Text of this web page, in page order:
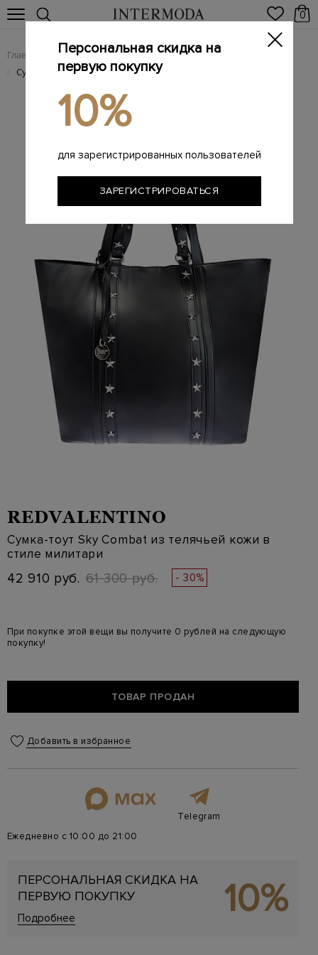
0
Главная Женщинам / Женские сумки из натуральной кожи
/ Сумка-тоут Sky Combat из телячьей кожи в стиле милитари
REDVALENTINO
Сумка-тоут Sky Combat из телячьей кожи в
стиле милитари
42 910 руб. 61 300 руб. - 30%
При покупке этой вещи вы получите 0 рублей на следующую
покупку!
ТОВАР ПРОДАН
Добавить в избранное
Telegram
Ежедневно с 10:00 до 21:00
ПЕРСОНАЛЬНАЯ СКИДКА НА
ПЕРВУЮ ПОКУПКУ
Подробнее 10%
Персональная скидка на
первую покупку
10%
для зарегистрированных пользователей
ЗАРЕГИСТРИРОВАТЬСЯ